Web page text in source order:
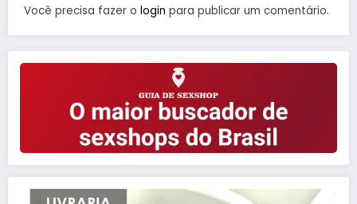
Você precisa fazer o login para publicar um comentário.